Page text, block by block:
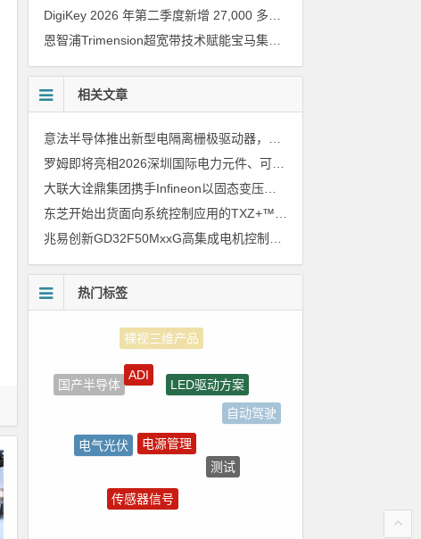
恩智浦Trimension超宽带技术赋能宝马集团Digital Key Plus及生命体存在检测功能
相关文章
罗姆即将亮相2026深圳国际电力元件、可再生能源管理展览会暨研讨会
大联大诠鼎集团携手Infineon以固态变压器重构配电效率新标杆
热门标签
国产半导体
自动驾驶
Atmel
传感器信号